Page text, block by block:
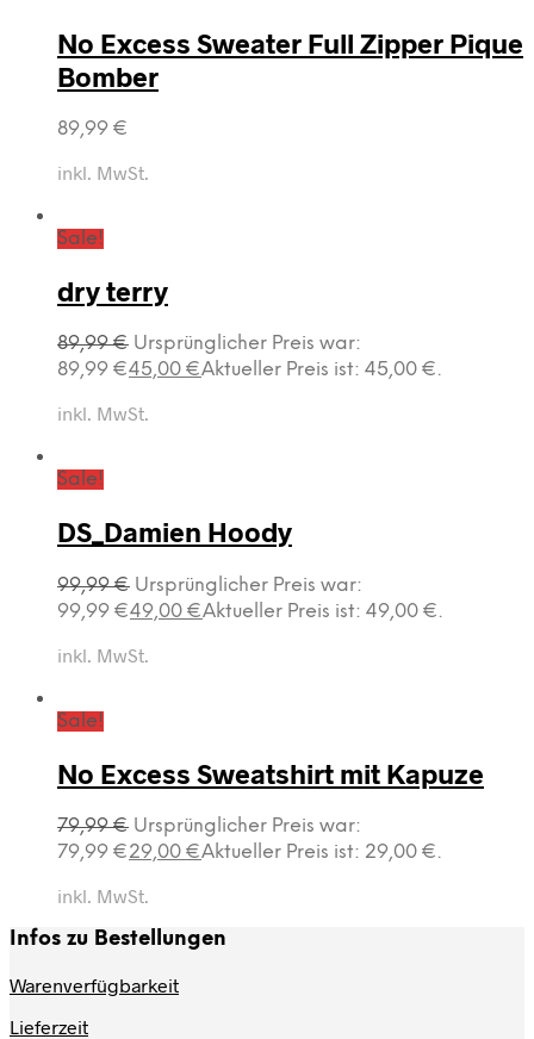
No Excess Sweater Full Zipper Pique
Bomber
89,99 €
inkl. MwSt.
Sale!
dry terry
89,99€ Ursprünglicher Preis war:
89,99 €45,00 €Aktueller Preis ist: 45,00 €.
inkl. MwSt.
Sale!
DS_Damien Hoody
99,99€ Ursprünglicher Preis war:
99,99 €49,00 €Aktueller Preis ist: 49,00 €.
inkl. MwSt.
Sale!
No Excess Sweatshirt mit Kapuze
79,99€ Ursprünglicher Preis war:
79,99 €29,00 €Aktueller Preis ist: 29,00 €.
inkl. MwSt.
Infos zu Bestellungen
Warenverfügbarkeit
Lieferzeit